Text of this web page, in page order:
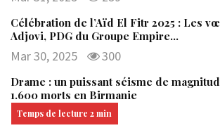
Célébration de l’Aïd El Fitr 2025 : Les
Adjovi, PDG du Groupe Empire…
Mar 30, 2025 300
Drame : un puissant séisme de
1.600 morts en Birmanie